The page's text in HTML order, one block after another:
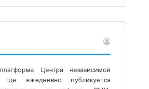
Центра независимой
где ежедневно публикуется